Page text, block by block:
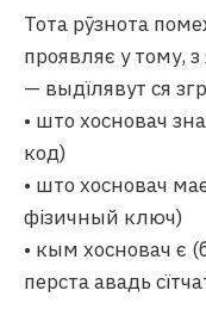
Тота рӯзнота
проявляє у тому,
— выдїлявут ся
• што хосновач
код)
• што хосновач
фізичный ключ)
• кым хосновач є
перста авадь